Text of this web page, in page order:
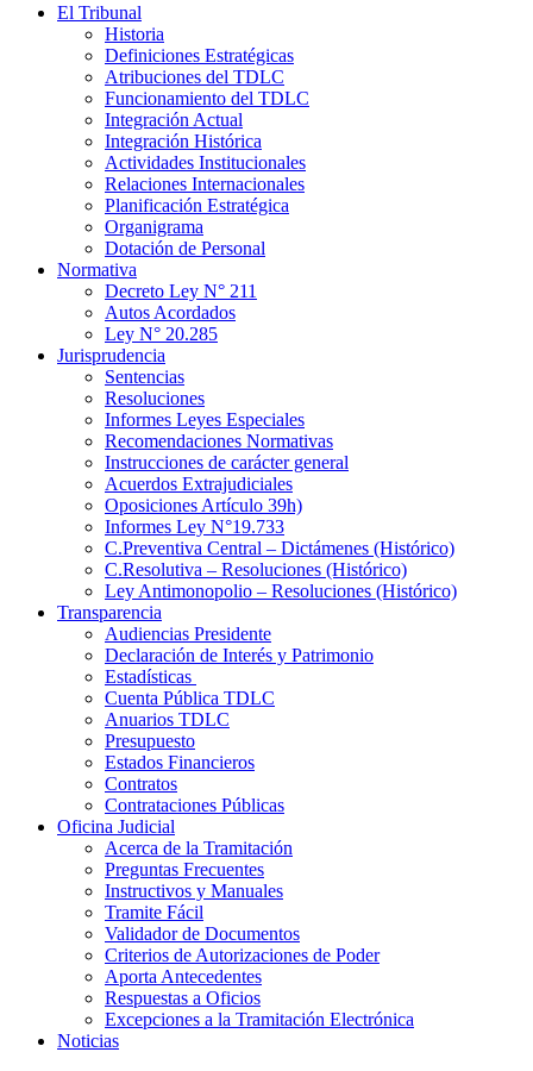
El Tribunal
Historia
Definiciones Estratégicas
Atribuciones del TDLC
Funcionamiento del TDLC
Integración Actual
Integración Histórica
Actividades Institucionales
Relaciones Internacionales
Planificación Estratégica
Organigrama
Dotación de Personal
Normativa
Decreto Ley N° 211
Autos Acordados
Ley N° 20.285
Jurisprudencia
Sentencias
Resoluciones
Informes Leyes Especiales
Recomendaciones Normativas
Instrucciones de carácter general
Acuerdos Extrajudiciales
Oposiciones Artículo 39h)
Informes Ley N°19.733
C.Preventiva Central – Dictámenes (Histórico)
C.Resolutiva – Resoluciones (Histórico)
Ley Antimonopolio – Resoluciones (Histórico)
Transparencia
Audiencias Presidente
Declaración de Interés y Patrimonio
Estadísticas
Cuenta Pública TDLC
Anuarios TDLC
Presupuesto
Estados Financieros
Contratos
Contrataciones Públicas
Oficina Judicial
Acerca de la Tramitación
Preguntas Frecuentes
Instructivos y Manuales
Tramite Fácil
Validador de Documentos
Criterios de Autorizaciones de Poder
Aporta Antecedentes
Respuestas a Oficios
Excepciones a la Tramitación Electrónica
Noticias